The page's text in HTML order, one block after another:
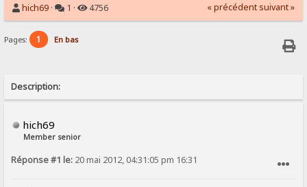
hich69 · 1 · 4756 « précédent suivant »
Pages: 1 En bas
Description:
hich69
Member senior
Réponse #1 le: 20 mai 2012, 04:31:05 pm 16:31